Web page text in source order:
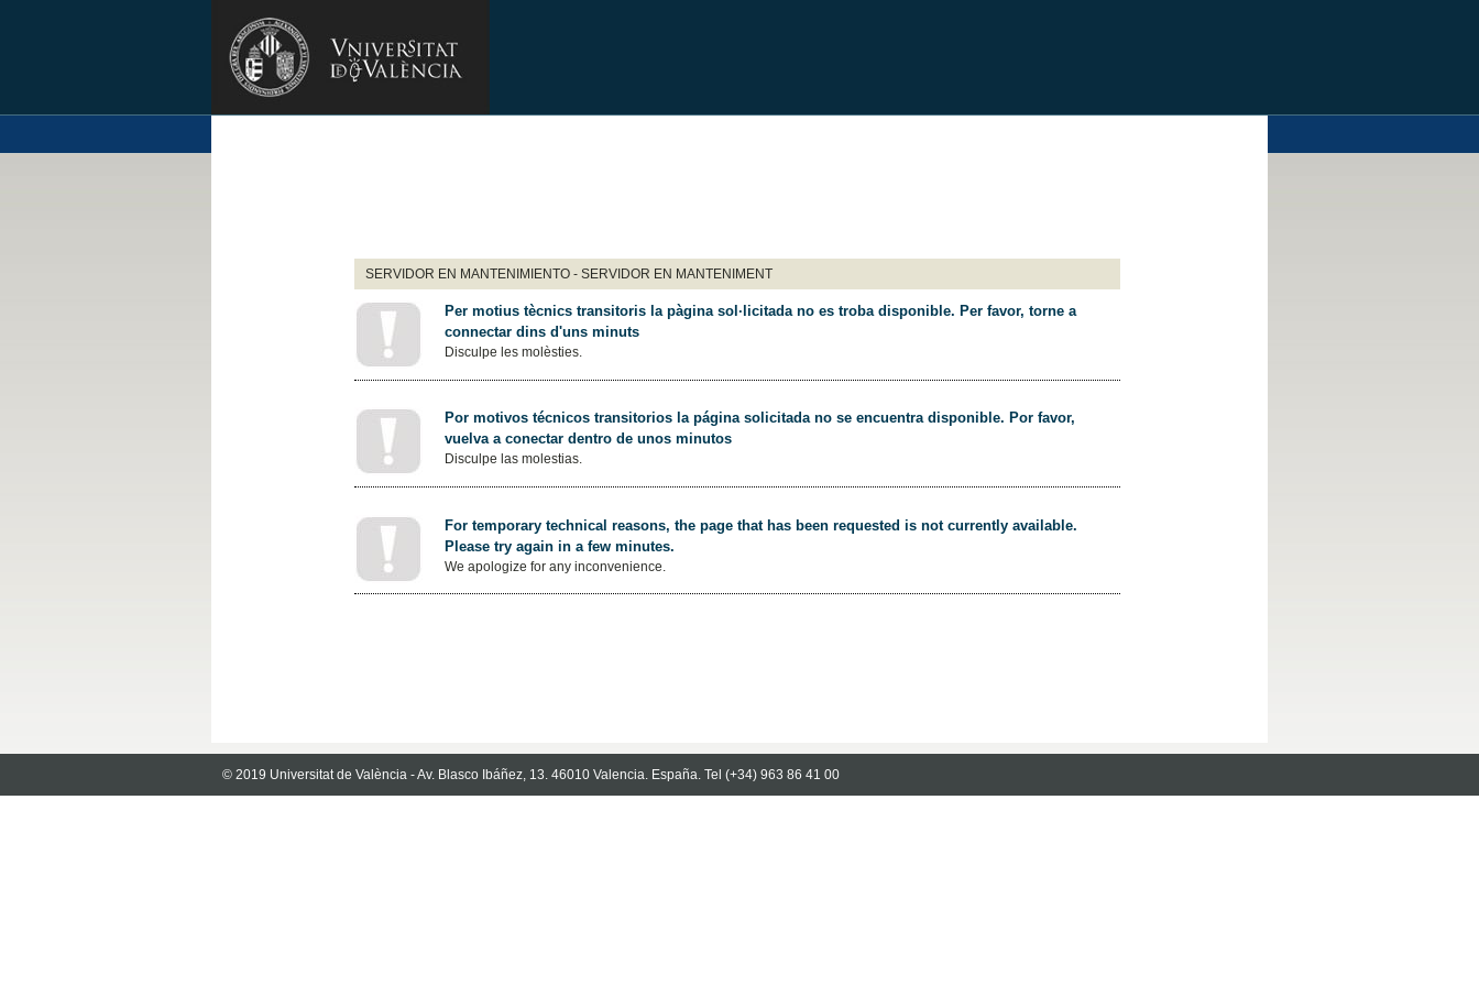
SERVIDOR EN MANTENIMIENTO - SERVIDOR EN MANTENIMENT
Per motius tècnics transitoris la pàgina sol·licitada no es troba disponible. Per favor, torne a
connectar dins d'uns minuts
Disculpe les molèsties.
Por motivos técnicos transitorios la página solicitada no se encuentra disponible. Por favor,
vuelva a conectar dentro de unos minutos
Disculpe las molestias.
For temporary technical reasons, the page that has been requested is not currently available.
Please try again in a few minutes.
We apologize for any inconvenience.
© 2019 Universitat de València - Av. Blasco Ibáñez, 13. 46010 Valencia. España. Tel (+34) 963 86 41 00